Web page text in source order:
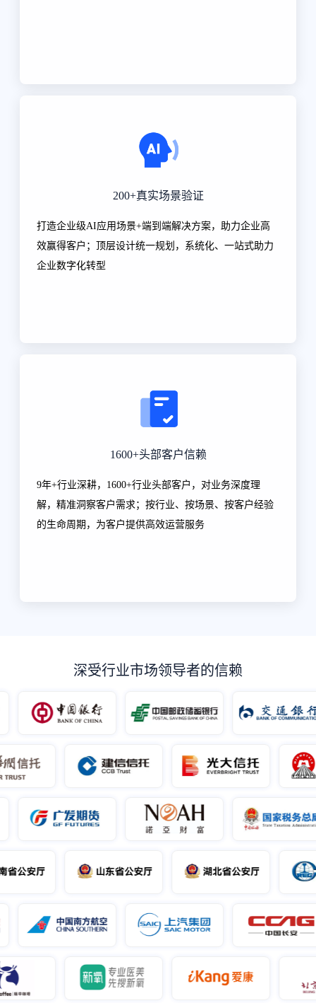
200+真实场景验证
打造企业级AI应用场景+端到端解决方案，助力企业高
效赢得客户；顶层设计统一规划，系统化、一站式助力
企业数字化转型
1600+头部客户信赖
9年+行业深耕，1600+行业头部客户，对业务深度理
解，精准洞察客户需求；按行业、按场景、按客户经验
的生命周期，为客户提供高效运营服务
深受行业市场领导者的信赖